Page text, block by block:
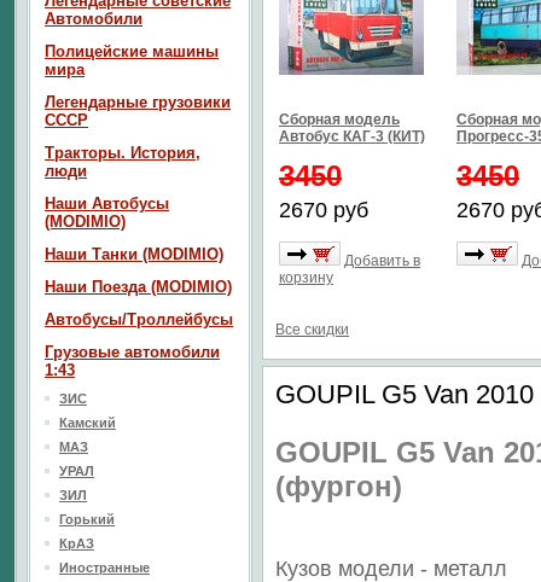
Сборная модель
Автобус КАГ-3 (КИТ)
3450
2670 руб
Добавить в
корзину
Сборная
Прогресс-
3450
2670
Все скидки
GOUPIL G5 Van
GOUPIL G5 Van
(фургон)
Кузов модели - металл
Автомобили
Полицейские машины
мира
Легендарные грузовики
СССР
Тракторы. История,
люди
Наши Автобусы
(MODIMIO)
Наши Танки (MODIMIO)
Наши Поезда (MODIMIO)
Автобусы/Троллейбусы
Грузовые автомобили
1:43
ЗИС
Камский
МАЗ
УРАЛ
ЗИЛ
Горький
КрАЗ
Иностранные